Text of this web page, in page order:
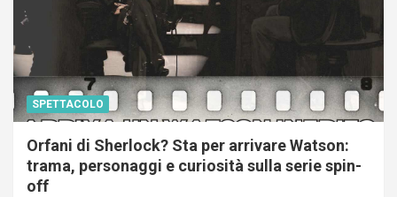
SPETTACOLO
Orfani di Sherlock? Sta per arrivare Watson:
trama, personaggi e curiosità sulla serie spin-
off